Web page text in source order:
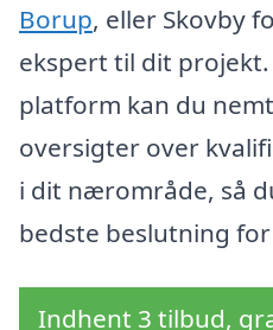
Borup, eller Skovby
ekspert til dit
platform kan du
oversigter over
i dit nærområde, så
bedste beslutning
Indhent 3 tilbud,